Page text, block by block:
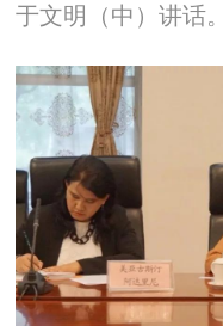
于文明（中）讲话。